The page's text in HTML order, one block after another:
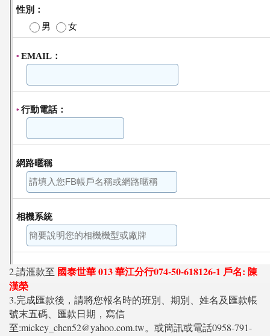
2.請滙款至 國泰世華 013 華江分行074-50-618126-1 戶名: 陳
漢榮
3.完成匯款後，請將您報名時的班別、期別、姓名及匯款帳
號末五碼、匯款日期，寫信
至:mickey_chen52@yahoo.com.tw。或簡訊或電話0958-791-